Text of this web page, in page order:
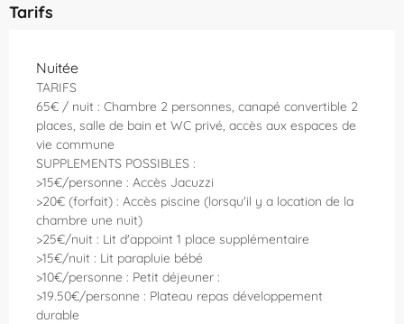
Tarifs
Tarifs 2026
Nuitée
TARIFS
65€ / nuit : Chambre 2 personnes, canapé convertible 2
places, salle de bain et WC privé, accès aux espaces de
vie commune
SUPPLEMENTS POSSIBLES :
>15€/personne : Accès Jacuzzi
>20€ (forfait) : Accès piscine (lorsqu'il y a location de la
chambre une nuit)
>25€/nuit : Lit d'appoint 1 place supplémentaire
>15€/nuit : Lit parapluie bébé
>10€/personne : Petit déjeuner :
>19.50€/personne : Plateau repas développement
durable